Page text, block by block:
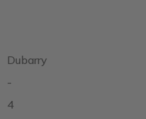
Dubarry
-
4